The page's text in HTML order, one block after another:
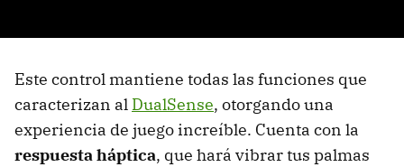
Este control mantiene todas las funciones que
caracterizan al DualSense, otorgando una
experiencia de juego increíble. Cuenta con la
respuesta háptica, que hará vibrar tus palmas